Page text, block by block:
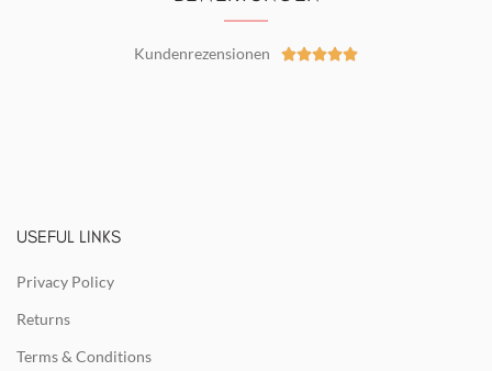
Kundenrezensionen 
USEFUL LINKS
Privacy Policy
Returns
Terms & Conditions